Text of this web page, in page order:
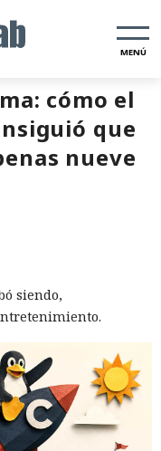
MENÚ
cómo el
que
nueve
siendo,